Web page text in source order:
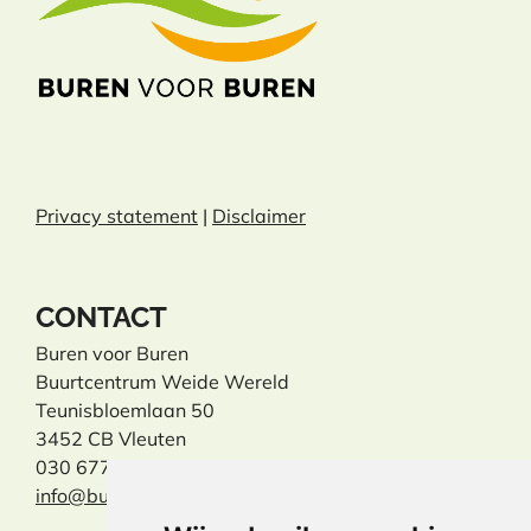
Privacy statement | Disclaimer
CONTACT
Buren voor Buren
Buurtcentrum Weide Wereld
Teunisbloemlaan 50
3452 CB Vleuten
030 677 31 31
info@burenvoorburen.info